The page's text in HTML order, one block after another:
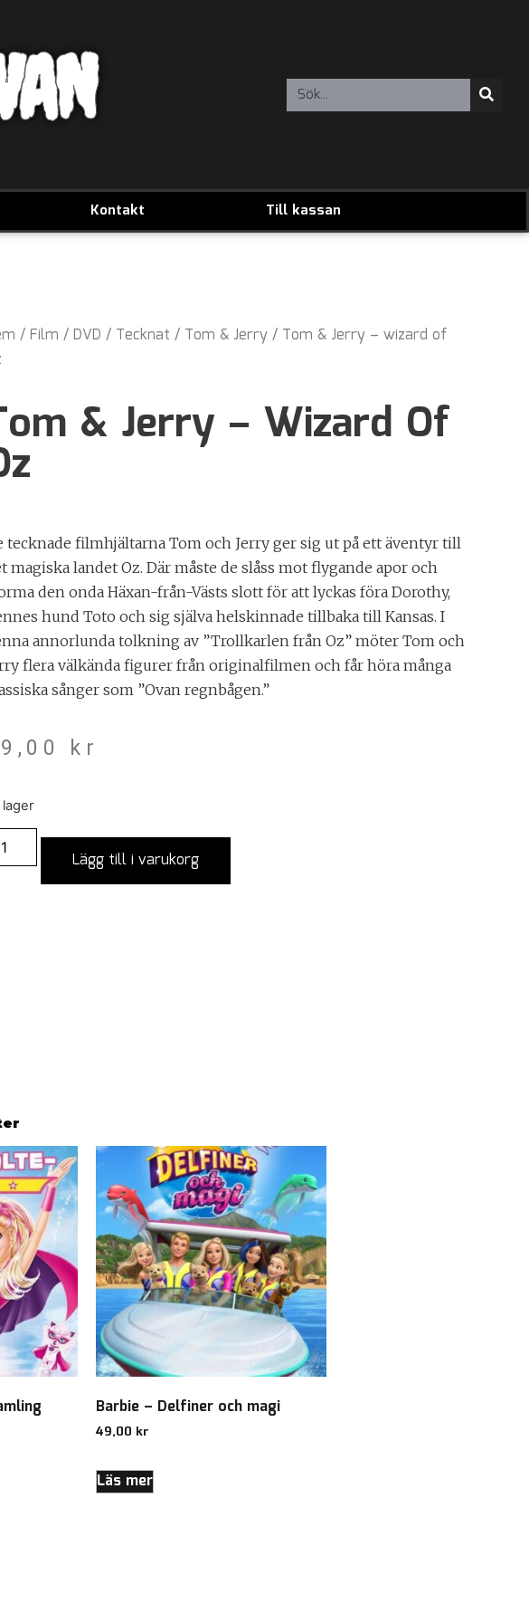
Kontakt Till kassan
/ Film / DVD / Tecknat / Tom & Jerry / Tom & Jerry – wizard of
& Jerry – Wizard Of
tecknade filmhjältarna Tom och Jerry ger sig ut på ett äventyr till
magiska landet Oz. Där måste de slåss mot flygande apor och
den onda Häxan-från-Västs slott för att lyckas föra Dorothy,
hund Toto och sig själva helskinnade tillbaka till Kansas. I
annorlunda tolkning av ”Trollkarlen från Oz” möter Tom och
flera välkända figurer från originalfilmen och får höra många
sånger som ”Ovan regnbågen.”
kr
lager
Lägg till i varukorg
Barbie – Delfiner och magi
49,00 kr
Läs mer